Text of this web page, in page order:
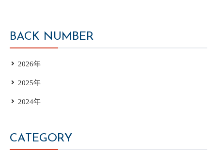
BACK NUMBER
2026年
2025年
2024年
CATEGORY